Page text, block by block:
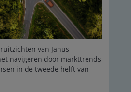
van Janus
navigeren door markttrends
in de tweede helft van